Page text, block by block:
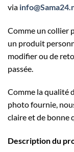
via
Comme un collier
un produit
modifier ou de
passée.
Comme la qualité
photo fournie,
claire et de bonne
Description du